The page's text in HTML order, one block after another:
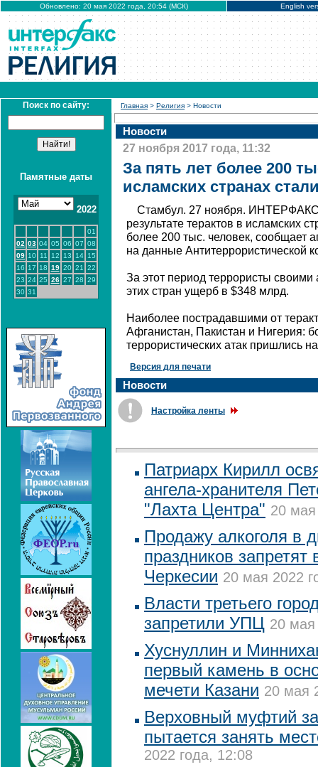
Обновлено: 20 мая 2022 года, 20:54 (МСК) English
Поиск по сайту:
Памятные даты
2022
01
02 03 04 05 06 07 08
09 10 11 12 13 14 15
16 17 18 19 20 21
22
23 24 25 26 27 28 29
30 31
Главная > Религия > Новости
Новости
27 ноября 2017 года, 11:32
За пять лет более 200
исламских странах
Стамбул. 27 ноября. ИНТЕРФАКС
результате терактов в исламских
более 200 тыс. человек, сообщает
на данные Антитеррористической
За этот период террористы своими
этих стран ущерб в $348 млрд.
Наиболее пострадавшими от
Афганистан, Пакистан и Нигерия:
террористических атак пришлись
Версия для печати
Новости
Настройка ленты
Патриарх Кирилл
ангела-хранителя
"Лахта Центра" 20 мая
Продажу алкоголя в
праздников запретят
Черкесии 20 мая 2022
Власти третьего
запретили УПЦ 20 мая
Хуснуллин и
первый камень в
мечети Казани 20 мая
Верховный муфтий
пытается занять
2022 года, 12:08